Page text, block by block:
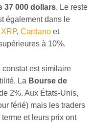
37 000 dollars. Le reste
également dans le
XRP, Cardano et
à 10%.
constat est similaire
La Bourse de
2%. Aux États-Unis,
férié) mais les traders
et leurs prix ont